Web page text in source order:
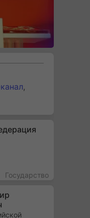
,
Государство